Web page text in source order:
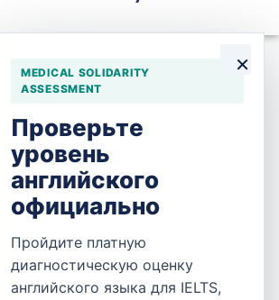
×
MEDICAL SOLIDARITY
ASSESSMENT
Проверьте
уровень
английского
официально
Пройдите платную
диагностическую оценку
английского языка для IELTS,
Med Connect
Solidarity
Контакты